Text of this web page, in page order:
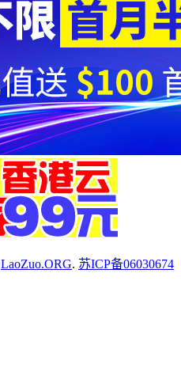
LaoZuo.ORG. 苏ICP备06030674